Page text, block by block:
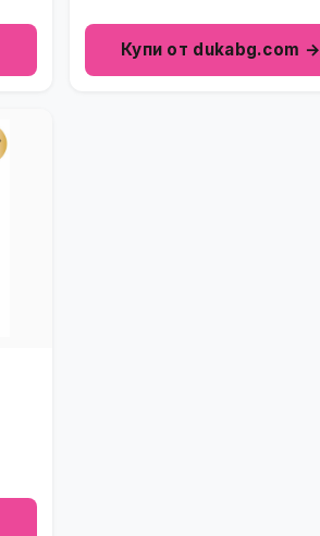
Купи от dukabg.com →